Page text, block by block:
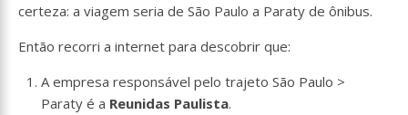
certeza: a viagem seria de São Paulo a Paraty de ônibus.
Então recorri a internet para descobrir que:
A empresa responsável pelo trajeto São Paulo >
Paraty é a Reunidas Paulista.